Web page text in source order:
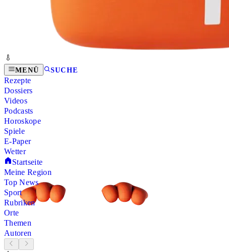
MENÜ SUCHE
Rezepte
Dossiers
Videos
Podcasts
Horoskope
Spiele
E-Paper
Wetter
Startseite
Meine Region
Top News
Sport
Rubriken
Orte
Themen
Autoren